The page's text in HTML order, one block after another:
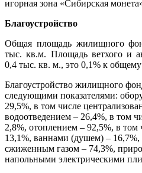
игорная зона «Сибирская
Благоустройство
Общая площадь жилищного
тыс. кв.м. Площадь ветхого и
0,4 тыс. кв. м., это 0,1% к
Благоустройство жилищного
следующими показателями:
29,5%, в том числе
водоотведением – 26,4%, в том
2,8%, отоплением – 92,5%, в
13,1%, ваннами (душем) –
сжиженным газом – 74,3%,
напольными электрическими